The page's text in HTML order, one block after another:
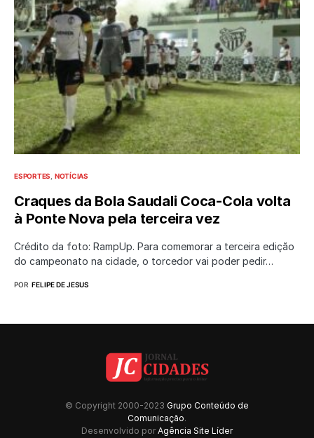
ESPORTES NOTÍCIAS
Craques da Bola Saudali Coca-Cola volta
à Ponte Nova pela terceira vez
Crédito da foto: RampUp. Para comemorar a terceira edição
do campeonato na cidade, o torcedor vai poder pedir…
POR FELIPE DE JESUS
© Copyright 2000-2023 Grupo Conteúdo de
Comunicação.
Desenvolvido por Agência Site Líder